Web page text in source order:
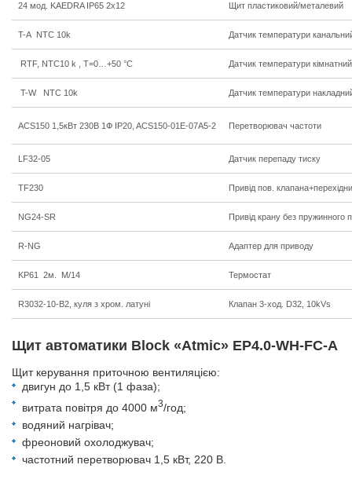
24 мод. KAEDRA IP65 2х12 Щит пластиковий/металевий
T-A NTC 10k Датчик температури
RTF, NTC10 k , T=0…+50 °C Датчик температури кімнатний
T-W NTC 10k Датчик температури
ACS150 1,5кВт 230В 1Ф IP20, ACS150-01E-07A5-2 Перетворювач частоти
LF32-05 Датчик перепаду тиску
TF230 Привід пов.
NG24-SR Привід крану без пружинного
R-NG Адаптер для приводу
KP61 2м. M/14 Термостат
R3032-10-B2, куля з хром. латуні Клапан 3-ход. D32, 10kVs
Щит автоматики Block «Atmic» EP4.0-WH-FC-A
Щит керування приточною вентиляцією:
двигун до 1,5 кВт (1 фаза);
витрата повітря до 4000 м3/год;
водяний нагрівач;
фреоновий охолоджувач;
частотний перетворювач 1,5 кВт, 220 В.